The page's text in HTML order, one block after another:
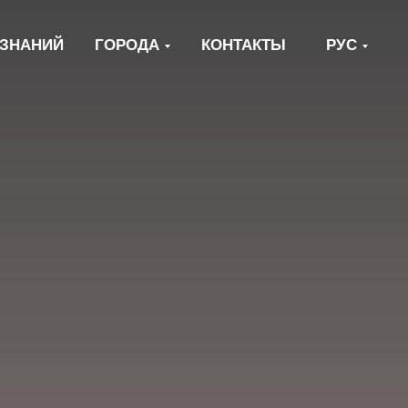
ГОРОДА КОНТАКТЫ РУС